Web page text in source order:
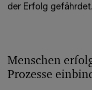
der Erfolg gefährdet.
Menschen
Prozesse